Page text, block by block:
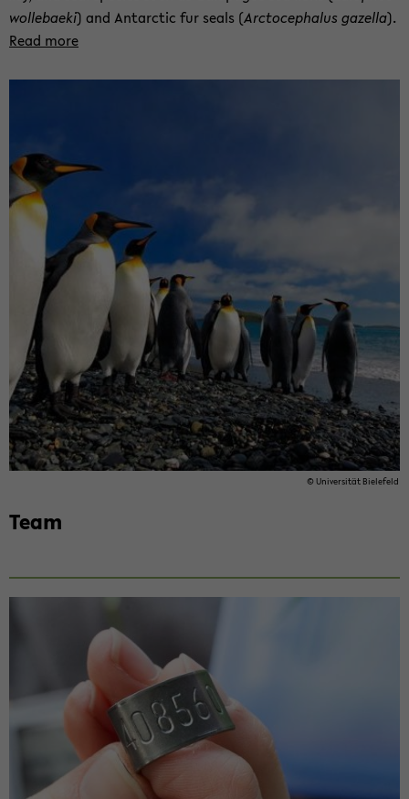
wol­le­bae­ki) and Ant­arc­tic fur seals (Arc­to­ce­pha­lus ga­zel­la).
Read more
© Uni­ver­si­tät Bie­le­feld
Team